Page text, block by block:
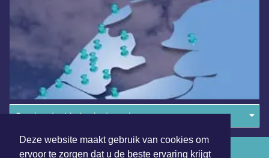
Deze website maakt gebruik van cookies om
ervoor te zorgen dat u de beste ervaring krijgt
Overige dagbladen in de regio
Algemene voorwaarden